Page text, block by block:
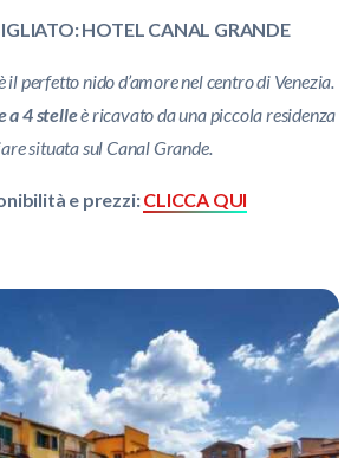
HOTEL CANAL GRANDE
il perfetto nido d’amore nel centro di Venezia.
a4 stelleè ricavato da una piccola residenza
situata sul Canal Grande.
e prezzi:CLICCA QUI